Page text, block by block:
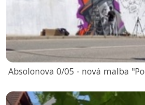
Absolonova 0/05 - nová malba